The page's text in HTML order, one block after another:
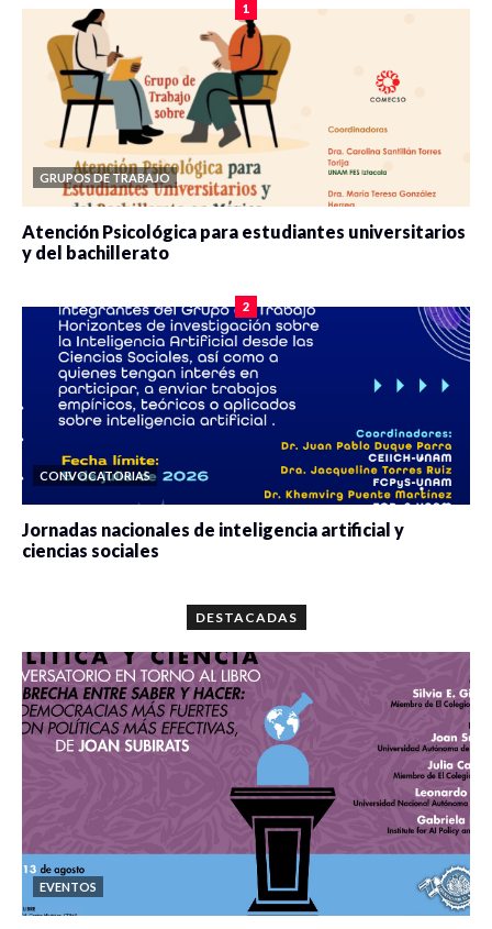
1
GRUPOS DE TRABAJO
Atención Psicológica para estudiantes universitarios
y del bachillerato
2
CONVOCATORIAS
Jornadas nacionales de inteligencia artificial y
ciencias sociales
DESTACADAS
EVENTOS